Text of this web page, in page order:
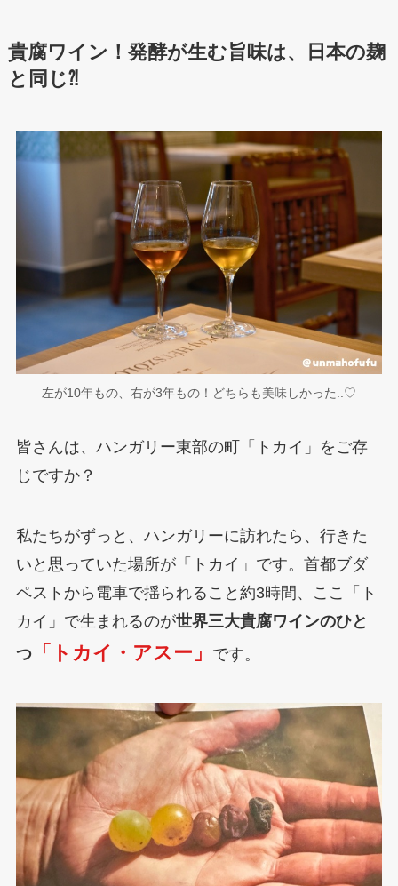
貴腐ワイン！発酵が生む旨味は、日本の麹
と同じ⁈
左が10年もの、右が3年もの！どちらも美味しかった..♡
皆さんは、ハンガリー東部の町「トカイ」をご存
じですか？
私たちがずっと、ハンガリーに訪れたら、行きた
いと思っていた場所が「トカイ」です。首都ブダ
ペストから電車で揺られること約3時間、ここ「ト
カイ」で生まれるのが世界三大貴腐ワインのひと
つ「トカイ・アスー」 です。